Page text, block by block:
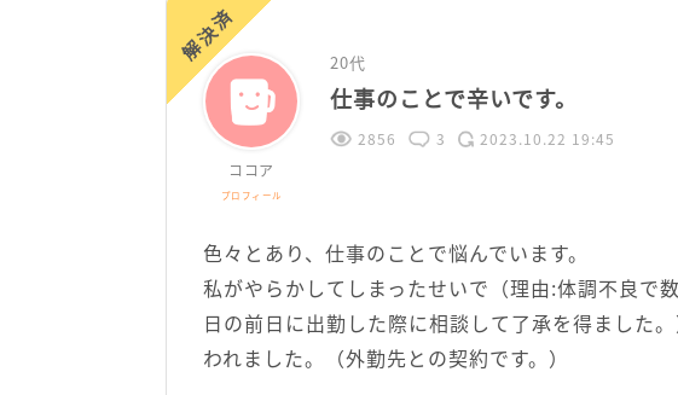
解決済
ココア
プロフィール
20代
仕事のことで辛いです。
2856 3 2023.10.22 19:45
色々とあり、仕事のことで悩んでいます。
私がやらかしてしまったせいで（理由:体調不良で
日の前日に出勤した際に相談して了承を得ました
われました。（外勤先との契約です。）